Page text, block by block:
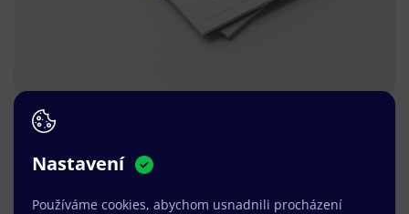
Nastavení
Používáme cookies, abychom usnadnili procházení